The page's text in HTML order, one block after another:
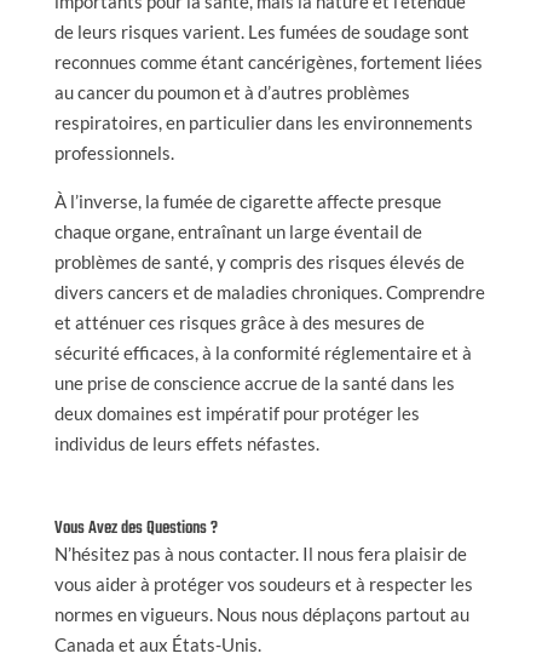
de leurs risques varient. Les fumées de soudage sont
reconnues comme étant cancérigènes, fortement liées
au cancer du poumon et à d’autres problèmes
respiratoires, en particulier dans les environnements
professionnels.
À l’inverse, la fumée de cigarette affecte presque
chaque organe, entraînant un large éventail de
problèmes de santé, y compris des risques élevés de
divers cancers et de maladies chroniques. Comprendre
et atténuer ces risques grâce à des mesures de
sécurité efficaces, à la conformité réglementaire et à
une prise de conscience accrue de la santé dans les
deux domaines est impératif pour protéger les
individus de leurs effets néfastes.
Vous Avez des Questions ?
N’hésitez pas à nous contacter. Il nous fera plaisir de
vous aider à protéger vos soudeurs et à respecter les
normes en vigueurs. Nous nous déplaçons partout au
Canada et aux États-Unis.